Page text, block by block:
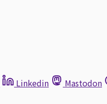
Linkedin Mastodon